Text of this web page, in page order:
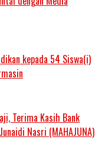
kepada 54 Siswa(i)
Terima Kasih Bank
Nasri (MAHAJUNA)